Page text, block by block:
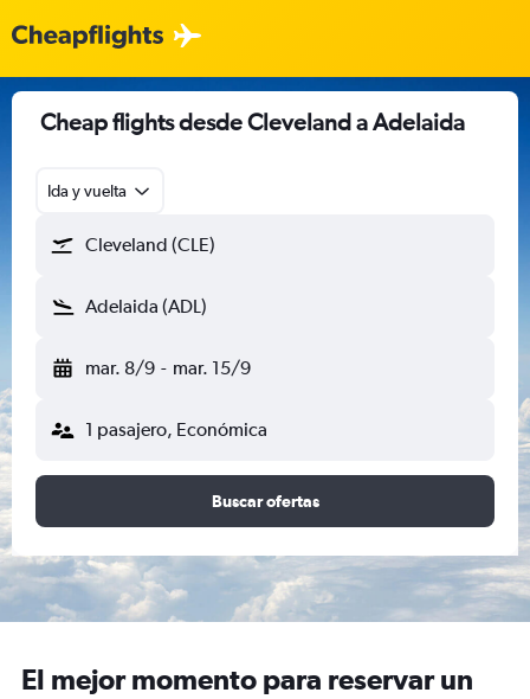
Cheap flights desde Cleveland a Adelaida
Ida y vuelta
Cleveland (CLE)
Adelaida (ADL)
mar. 8/9 - mar. 15/9
1 pasajero, Económica
Buscar ofertas
El mejor momento para reservar un